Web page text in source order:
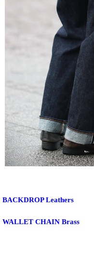
BACKDROP Leathers
WALLET CHAIN Brass